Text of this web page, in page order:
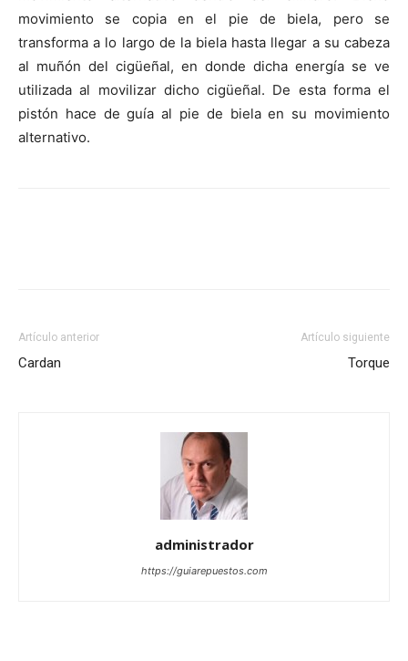
movimiento se copia en el pie de biela, pero se
transforma a lo largo de la biela hasta llegar a su cabeza
al muñón del cigüeñal, en donde dicha energía se ve
utilizada al movilizar dicho cigüeñal. De esta forma el
pistón hace de guía al pie de biela en su movimiento
alternativo.
Artículo anterior
Cardan
Artículo siguiente
Torque
administrador
https://guiarepuestos.com